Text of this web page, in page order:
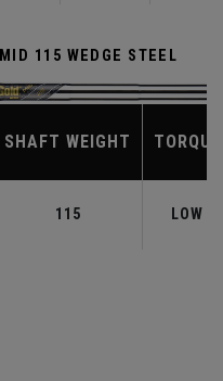
115 WEDGE STEEL
SHAFT WEIGHT TORQUE
115 LOW